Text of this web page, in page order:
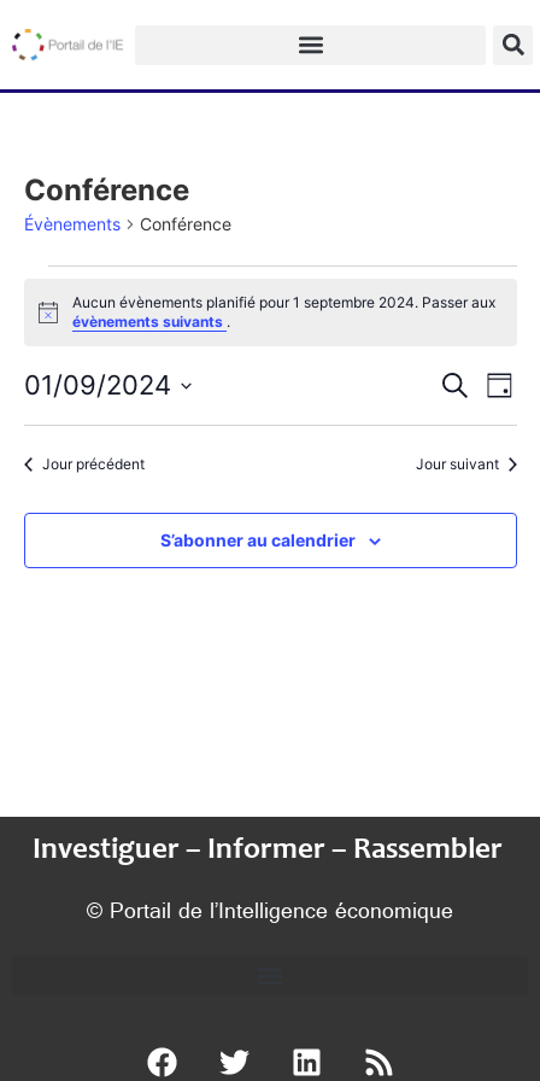
Conférence
Évènements Conférence
Notice
Aucun évènements planifié pour 1 septembre 2024. Passer aux
évènements suivants .
de
Recherche
de
Jour
01/09/2024
une
date.Jour précédent Jour suivant
S’abonner au calendrier
Investiguer – Informer – Rassembler
© Portail de l’Intelligence économique